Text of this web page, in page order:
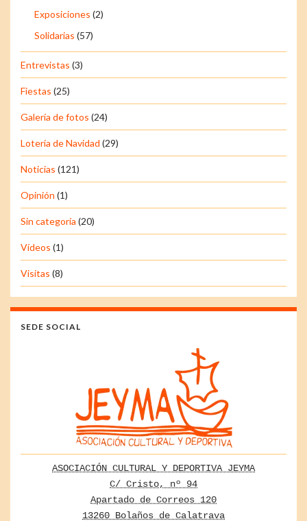
Exposiciones (2)
Solidarias (57)
Entrevistas (3)
Fiestas (25)
Galería de fotos (24)
Lotería de Navidad (29)
Noticias (121)
Opinión (1)
Sin categoría (20)
Vídeos (1)
Visitas (8)
SEDE SOCIAL
ASOCIACIÓN CULTURAL Y DEPORTIVA JEYMA
C/ Cristo, nº 94
Apartado de Correos 120
13260 Bolaños de Calatrava